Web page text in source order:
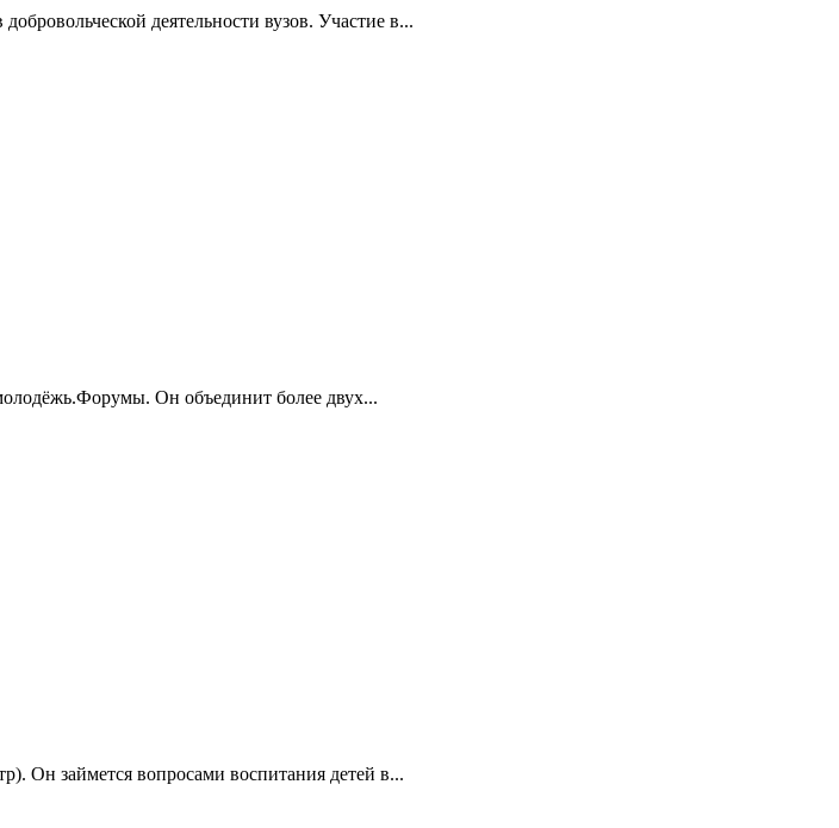
деятельности вузов. Участие в...
Он объединит более двух...
Он займется вопросами воспитания детей в...